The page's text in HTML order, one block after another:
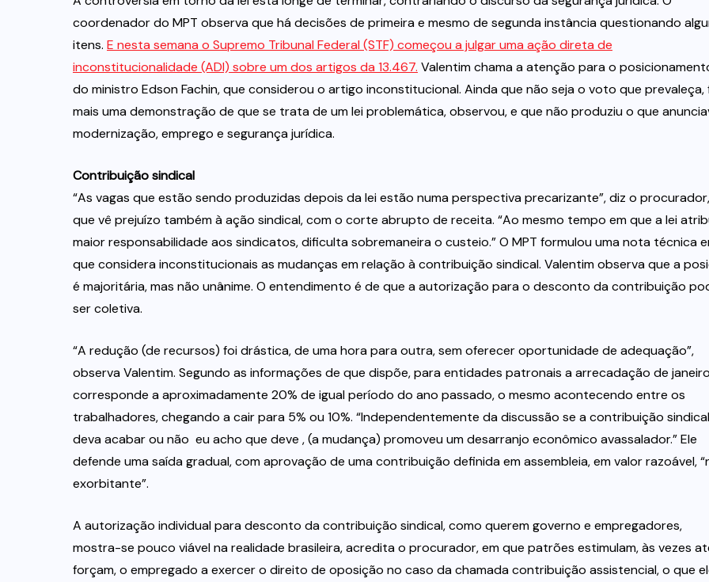
coordenador do MPT observa que há decisões de primeira e mesmo de segunda instância questionando
itens. E nesta semana o Supremo Tribunal Federal (STF) começou a julgar uma ação direta de
inconstitucionalidade (ADI) sobre um dos artigos da 13.467. Valentim chama a atenção para o
do ministro Edson Fachin, que considerou o artigo inconstitucional. Ainda que não seja o voto que prevaleça,
mais uma demonstração de que se trata de um lei problemática, observou, e que não produziu o que
modernização, emprego e segurança jurídica.
Contribuição sindical
“As vagas que estão sendo produzidas depois da lei estão numa perspectiva precarizante”, diz o procurador,
que vê prejuízo também à ação sindical, com o corte abrupto de receita. “Ao mesmo tempo em que a lei
maior responsabilidade aos sindicatos, dificulta sobremaneira o custeio.” O MPT formulou uma nota técnica
que considera inconstitucionais as mudanças em relação à contribuição sindical. Valentim observa que a
é majoritária, mas não unânime. O entendimento é de que a autorização para o desconto da contribuição
ser coletiva.
“A redução (de recursos) foi drástica, de uma hora para outra, sem oferecer oportunidade de adequação”,
observa Valentim. Segundo as informações de que dispõe, para entidades patronais a arrecadação de janeiro
corresponde a aproximadamente 20% de igual período do ano passado, o mesmo acontecendo entre os
trabalhadores, chegando a cair para 5% ou 10%. “Independentemente da discussão se a contribuição sindical
deva acabar ou não  eu acho que deve , (a mudança) promoveu um desarranjo econômico avassalador.” Ele
defende uma saída gradual, com aprovação de uma contribuição definida em assembleia, em valor razoável,
exorbitante”.
A autorização individual para desconto da contribuição sindical, como querem governo e empregadores,
mostra-se pouco viável na realidade brasileira, acredita o procurador, em que patrões estimulam, às vezes
forçam, o empregado a exercer o direito de oposição no caso da chamada contribuição assistencial, o que